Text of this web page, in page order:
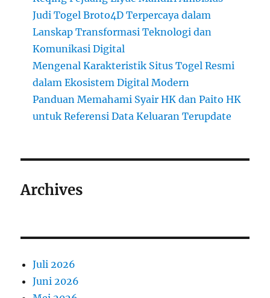
Judi Togel Broto4D Terpercaya dalam
Lanskap Transformasi Teknologi dan
Komunikasi Digital
Mengenal Karakteristik Situs Togel Resmi
dalam Ekosistem Digital Modern
Panduan Memahami Syair HK dan Paito HK
untuk Referensi Data Keluaran Terupdate
Archives
Juli 2026
Juni 2026